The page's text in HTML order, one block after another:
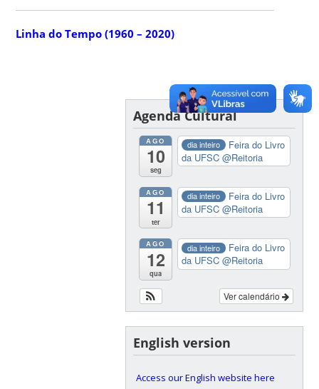
Linha do Tempo (1960 – 2020)
Agenda Cultural
AGO
10
seg
dia inteiro
Feira do Livro
da UFSC@Reitoria
AGO
11
ter
dia inteiro
Feira do Livro
da UFSC@Reitoria
AGO
12
qua
dia inteiro
Feira do Livro
da UFSC@Reitoria
Ver calendário
English version
Access our English website here